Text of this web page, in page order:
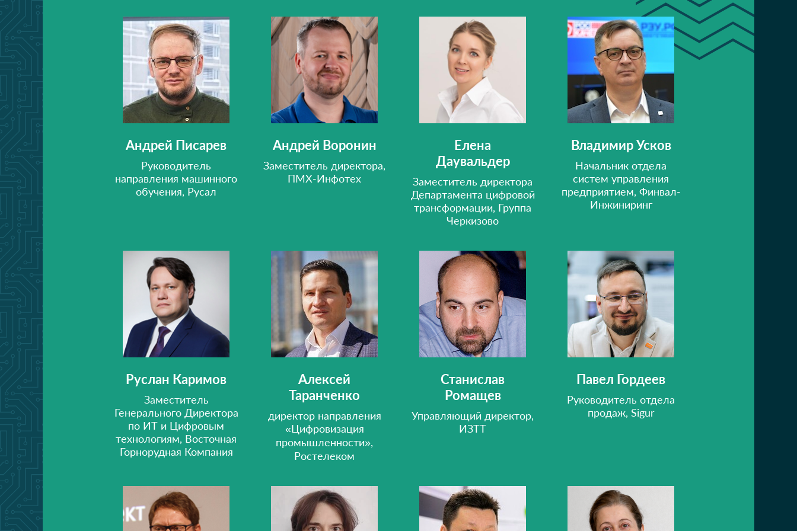
Андрей Писарев
Руководитель
направления машинного
обучения, Русал
Андрей Воронин
Заместитель директора,
ПМХ-Инфотех
Елена
Даувальдер
Заместитель директора
Департамента цифровой
трансформации, Группа
Черкизово
Владимир Усков
Начальник отдела
систем управления
предприятием, Финвал-
Инжиниринг
Руслан Каримов
Заместитель
Генерального Директора
по ИТ и Цифровым
технологиям, Восточная
Горнорудная Компания
Алексей
Таранченко
директор направления
«Цифровизация
промышленности»,
Ростелеком
Станислав
Ромащев
Управляющий директор,
ИЗТТ
Павел Гордеев
Руководитель отдела
продаж, Sigur